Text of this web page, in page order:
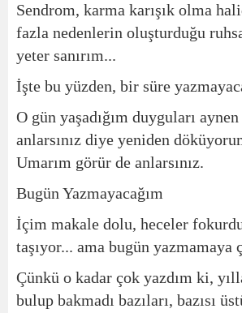
Sendrom, karma karışık olma
fazla nedenlerin oluşturduğu
yeter sanırım...
İşte bu yüzden, bir süre
O gün yaşadığım duyguları
anlarsınız diye yeniden
Umarım görür de anlarsınız.
Bugün Yazmayacağım
İçim makale dolu, heceler
taşıyor... ama bugün yazmamaya
Çünkü o kadar çok yazdım ki,
bulup bakmadı bazıları, bazısı